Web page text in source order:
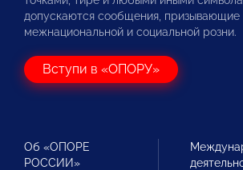
допускаются сообщения, призывающие
межнациональной и социальной розни.
Вступи в «ОПОРУ»
Об «ОПОРЕ
РОССИИ»